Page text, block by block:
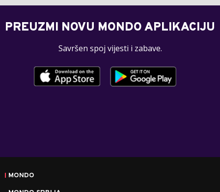
PREUZMI NOVU MONDO APLIKACIJU
Savršen spoj vijesti i zabave.
MONDO